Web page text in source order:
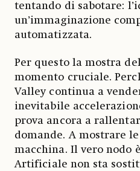
tentando di sabotare:
un’immaginazione
automatizzata.
Per questo la mostra
momento cruciale.
Valley continua a
inevitabile
prova ancora a
domande. A mostrare
macchina. Il vero nodo
Artificiale non sta